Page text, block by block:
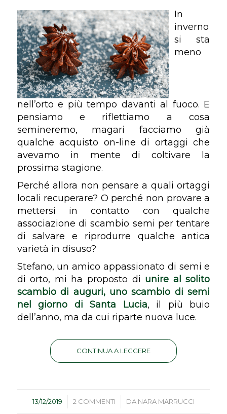
In
inverno
si sta
meno
nell’orto e più tempo davanti al fuoco. E
pensiamo e riflettiamo a cosa
semineremo, magari facciamo già
qualche acquisto on-line di ortaggi che
avevamo in mente di coltivare la
prossima stagione.
Perché allora non pensare a quali ortaggi
locali recuperare? O perché non provare a
mettersi in contatto con qualche
associazione di scambio semi per tentare
di salvare e riprodurre qualche antica
varietà in disuso?
Stefano, un amico appassionato di semi e
di orto, mi ha proposto di unire al solito
scambio di auguri, uno scambio di semi
nel giorno di Santa Lucia, il più buio
dell’anno, ma da cui riparte nuova luce.
CONTINUA A LEGGERE
13/12/2019
/ 2 COMMENTI
/ DA NARA MARRUCCI